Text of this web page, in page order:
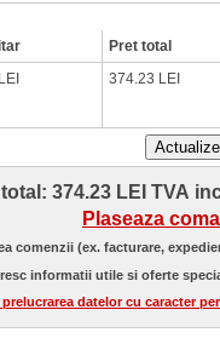
Pret total
374.23 LEI
374.23 LEI TVA
Plaseaza
comenzii (ex. facturare,
informatii utile si oferte
datelor cu caracter